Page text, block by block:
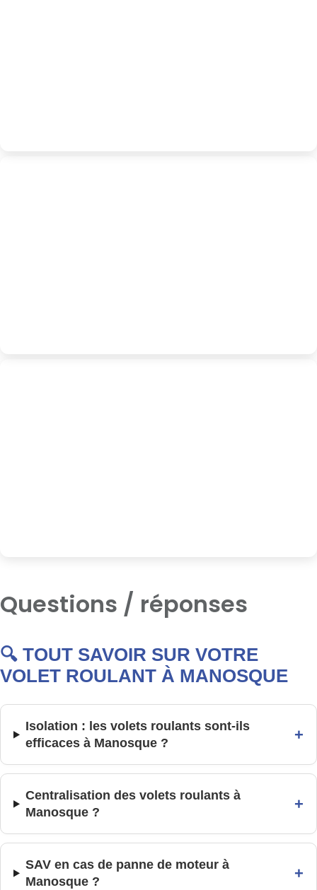
Questions / réponses
🔍 TOUT SAVOIR SUR VOTRE
VOLET ROULANT À MANOSQUE
Isolation : les volets roulants sont-ils
efficaces à Manosque ?
+
Centralisation des volets roulants à
Manosque ?
+
SAV en cas de panne de moteur à
Manosque ?
+